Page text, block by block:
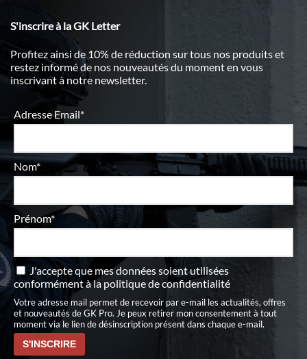
S'inscrire à la GK Letter
Profitez ainsi de 10% de réduction sur tous nos produits et
restez informé de nos nouveautés du moment en vous
inscrivant à notre newsletter.
Adresse Email*
Nom*
Prénom*
J'accepte que mes données soient utilisées
conformément àla politique de confidentialité
Votre adresse mail permet de recevoir par e-mail les actualités, offres
et nouveautés de GK Pro. Je peux retirer mon consentement à tout
moment via le lien de désinscription présent dans chaque e-mail.